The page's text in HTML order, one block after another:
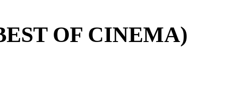
OF CINEMA)